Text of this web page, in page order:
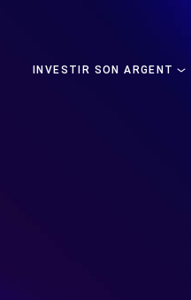
INVESTIR SON ARGENT